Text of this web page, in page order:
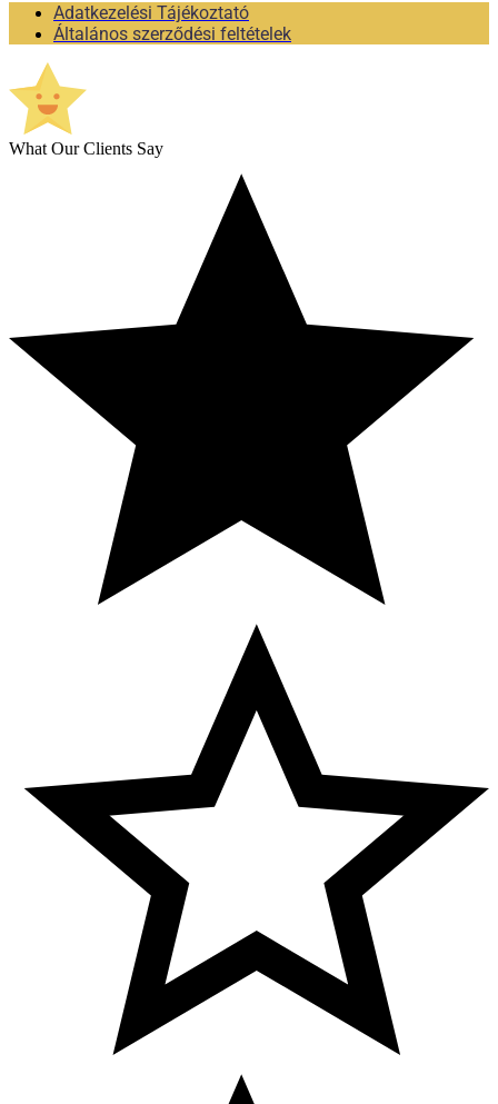
Adatkezelési Tájékoztató
Általános szerződési feltételek
What Our Clients Say